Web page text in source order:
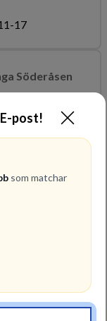
post!
som matchar
17
Söderåsen
07